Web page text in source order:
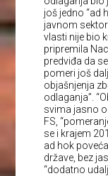
još jedno “ad
javnom
vlasti nije bio
pripremila
predviđa da
pomeri još
objašnjenja
odlaganja”.
svima jasno o
FS,
se i krajem
ad hok
države, bez
“dodatno